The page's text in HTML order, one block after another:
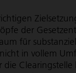
der
für
in vollem
die Clearingstelle